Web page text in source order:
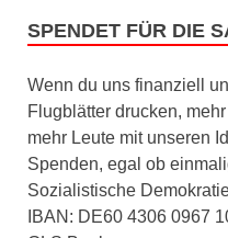
SPENDET FÜR DIE
Wenn du uns finanziell
Flugblätter drucken,
mehr Leute mit unseren
Spenden, egal ob
Sozialistische
IBAN: DE60 4306 0967